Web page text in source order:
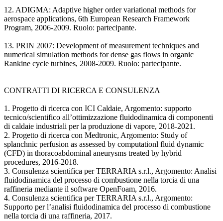
12. ADIGMA: Adaptive higher order variational methods for
aerospace applications, 6th European Research Framework
Program, 2006-2009. Ruolo: partecipante.
13. PRIN 2007: Development of measurement techniques and
numerical simulation methods for dense gas flows in organic
Rankine cycle turbines, 2008-2009. Ruolo: partecipante.
CONTRATTI DI RICERCA E CONSULENZA
1. Progetto di ricerca con ICI Caldaie, Argomento: supporto
tecnico/scientifico all’ottimizzazione fluidodinamica di componenti
di caldaie industriali per la produzione di vapore, 2018-2021.
2. Progetto di ricerca con Medtronic, Argomento: Study of
splanchnic perfusion as assessed by computationl fluid dynamic
(CFD) in thoracoabdominal aneurysms treated by hybrid
procedures, 2016-2018.
3. Consulenza scientifica per TERRARIA s.r.l., Argomento: Analisi
fluidodinamica del processo di combustione nella torcia di una
raffineria mediante il software OpenFoam, 2016.
4. Consulenza scientifica per TERRARIA s.r.l., Argomento:
Supporto per l’analisi fluidodinamica del processo di combustione
nella torcia di una raffineria, 2017.